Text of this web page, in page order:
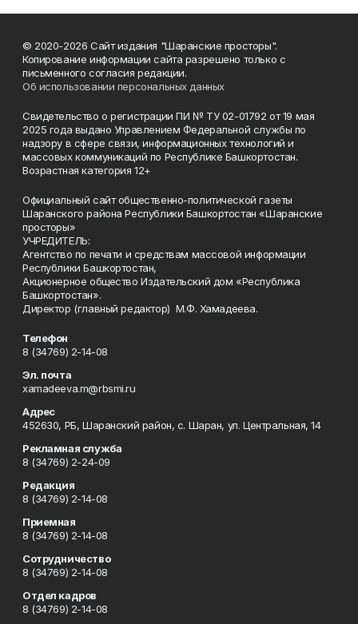
© 2020-2026 Сайт издания "Шаранские просторы".
Копирование информации сайта разрешено только с
письменного согласия редакции.
Об использовании персональных данных
Свидетельство о регистрации ПИ № ТУ 02-01792 от 19 мая
2025 года выдано Управлением Федеральной службы по
надзору в сфере связи, информационных технологий и
массовых коммуникаций по Республике Башкортостан.
Возрастная категория 12+
Официальный сайт общественно-политической газеты
Шаранского района Республики Башкортостан «Шаранские
просторы»
УЧРЕДИТЕЛЬ:
Агентство по печати и средствам массовой информации
Республики Башкортостан,
Акционерное общество Издательский дом «Республика
Башкортостан».
Директор (главный редактор) М.Ф. Хамадеева.
Телефон
8 (34769) 2-14-08
Эл. почта
xamadeeva.m@rbsmi.ru
Адрес
452630, РБ, Шаранский район, с. Шаран, ул. Центральная, 14
Рекламная служба
8 (34769) 2-24-09
Редакция
8 (34769) 2-14-08
Приемная
8 (34769) 2-14-08
Сотрудничество
8 (34769) 2-14-08
Отдел кадров
8 (34769) 2-14-08